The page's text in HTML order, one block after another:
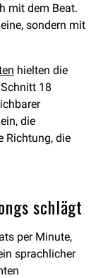
mit dem Beat.
sondern mit
hielten die
18
die
Richtung, die
schlägt
per Minute,
sprachlicher